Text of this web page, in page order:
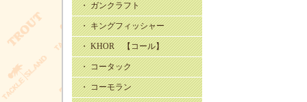
・ ガンクラフト
・ キングフィッシャー
・ KHOR 【コール】
・ コータック
・ コーモラン